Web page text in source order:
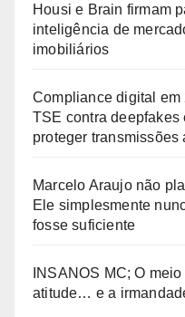
Housi e Brain firmam
inteligência de
imobiliários
Compliance digital em
TSE contra
proteger transmissões
Marcelo Araujo não
Ele simplesmente
fosse suficiente
INSANOS MC; O
atitude… e a